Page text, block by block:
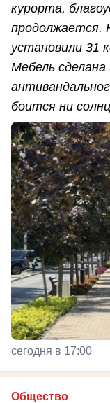
курорта,
продолжается.
установили 31
Мебель сделана
боится ни
сегодня в 17:00
Общество